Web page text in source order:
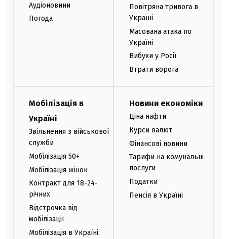
Аудіоновини
Погода
Повітряна тривога в
Україні
Масована атака по
Україні
Вибухи у Росії
Втрати ворога
Мобілізація в
Україні
Звільнення з військової
служби
Мобілізація 50+
Мобілізація жінок
Контракт для 18-24-
річних
Відстрочка від
мобілізації
Мобілізація в Україні:
Новини економіки
Ціна нафти
Курси валют
Фінансові новини
Тарифи на комунальні
послуги
Податки
Пенсія в Україні